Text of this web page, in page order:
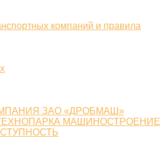
компаний и правила
ЗАО «ДРОБМАШ»
МАШИНОСТРОЕНИЕ